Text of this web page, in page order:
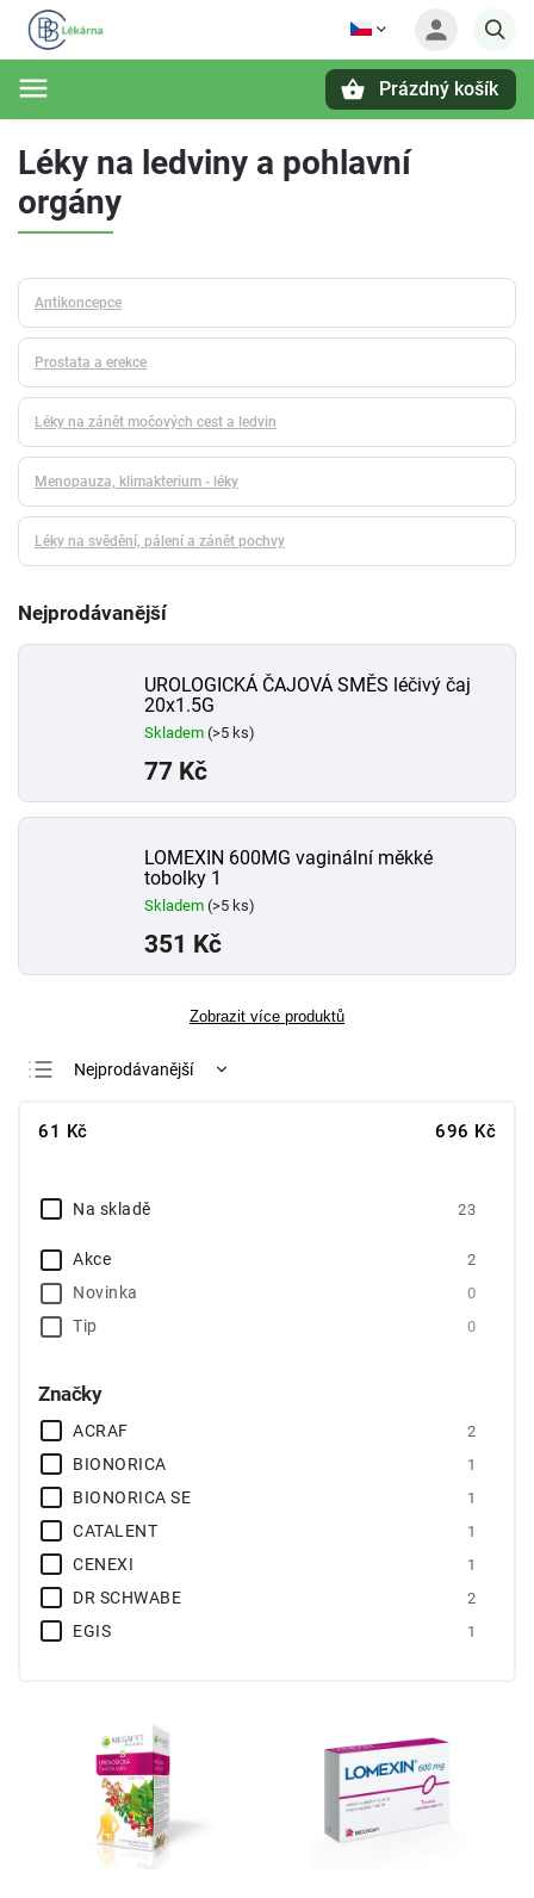
Prázdný košík
Léky na ledviny a pohlavní
orgány
Antikoncepce
Prostata a erekce
Léky na zánět močových cest a ledvin
Menopauza, klimakterium - léky
Léky na svědění, pálení a zánět pochvy
Nejprodávanější
UROLOGICKÁ ČAJOVÁ SMĚS léčivý čaj
20x1.5G
Skladem (>5 ks)
77 Kč
LOMEXIN 600MG vaginální měkké
tobolky 1
Skladem (>5 ks)
351 Kč
Zobrazit více produktů
Nejprodávanější
61 Kč 696 Kč
Na skladě 23
Akce 2
Novinka 0
Tip 0
Značky
ACRAF 2
BIONORICA 1
BIONORICA SE 1
CATALENT 1
CENEXI 1
DR SCHWABE 2
EGIS 1
KERN PHARMA
LEON FARMA
LEROS PRAHA
LUSOMEDICAMENTA
MEGAFYT